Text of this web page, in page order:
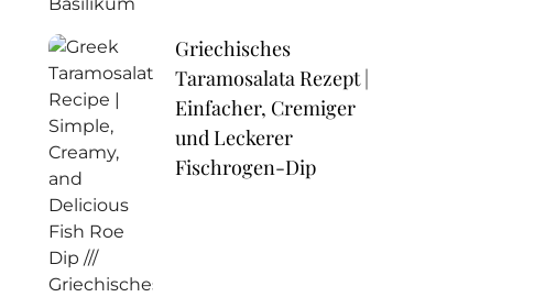
Griechisches
Taramosalata Rezept |
Einfacher, Cremiger
und Leckerer
Fischrogen-Dip